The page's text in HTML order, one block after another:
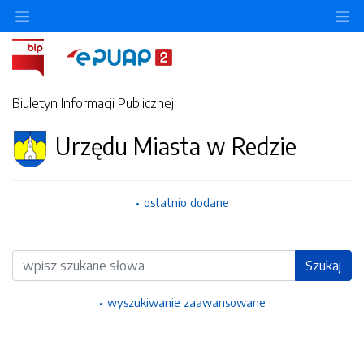
Biuletyn Informacji Publicznej
Urzędu Miasta w Redzie
ostatnio dodane
Wyszukiwarka Szukaj
wyszukiwanie zaawansowane